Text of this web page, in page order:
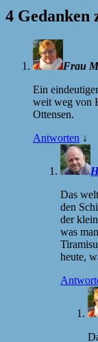
4 Gedanken
Frau
Ein
weit weg von
Ottensen.
Antworten ↓
Das
den
der
was
heute,